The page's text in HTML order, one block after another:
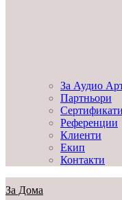
За Аудио
Партньори
Сертификати
Референции
Клиенти
Екип
Контакти
За Дома